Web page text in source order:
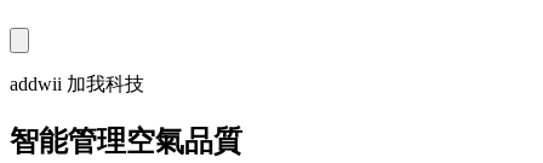
addwii 加我科技
智能管理空氣品質